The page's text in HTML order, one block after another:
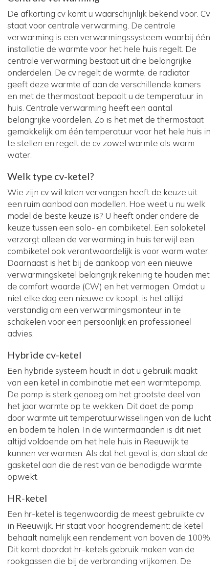
De afkorting cv komt u waarschijnlijk bekend voor. Cv
staat voor centrale verwarming. De centrale
verwarming is een verwarmingssysteem waarbij één
installatie de warmte voor het hele huis regelt. De
centrale verwarming bestaat uit drie belangrijke
onderdelen. De cv regelt de warmte, de radiator
geeft deze warmte af aan de verschillende kamers
en met de thermostaat bepaalt u de temperatuur in
huis. Centrale verwarming heeft een aantal
belangrijke voordelen. Zo is het met de thermostaat
gemakkelijk om één temperatuur voor het hele huis in
te stellen en regelt de cv zowel warmte als warm
water.
Welk type cv-ketel?
Wie zijn cv wil laten vervangen heeft de keuze uit
een ruim aanbod aan modellen. Hoe weet u nu welk
model de beste keuze is? U heeft onder andere de
keuze tussen een solo- en combiketel. Een soloketel
verzorgt alleen de verwarming in huis terwijl een
combiketel ook verantwoordelijk is voor warm water.
Daarnaast is het bij de aankoop van een nieuwe
verwarmingsketel belangrijk rekening te houden met
de comfort waarde (CW) en het vermogen. Omdat u
niet elke dag een nieuwe cv koopt, is het altijd
verstandig om een verwarmingsmonteur in te
schakelen voor een persoonlijk en professioneel
advies.
Hybride cv-ketel
Een hybride systeem houdt in dat u gebruik maakt
van een ketel in combinatie met een warmtepomp.
De pomp is sterk genoeg om het grootste deel van
het jaar warmte op te wekken. Dit doet de pomp
door warmte uit temperatuurwisselingen van de lucht
en bodem te halen. In de wintermaanden is dit niet
altijd voldoende om het hele huis in Reeuwijk te
kunnen verwarmen. Als dat het geval is, dan slaat de
gasketel aan die de rest van de benodigde warmte
opwekt.
HR-ketel
Een hr-ketel is tegenwoordig de meest gebruikte cv
in Reeuwijk. Hr staat voor hoogrendement: de ketel
behaalt namelijk een rendement van boven de 100%.
Dit komt doordat hr-ketels gebruik maken van de
rookgassen die bij de verbranding vrijkomen. De